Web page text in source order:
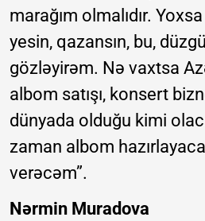
marağım olmalıdır.
yesin, qazansın, bu,
gözləyirəm. Nə vaxtsa
albom satışı, konsert
dünyada olduğu kimi
zaman albom
verəcəm”.
Nərmin Muradova